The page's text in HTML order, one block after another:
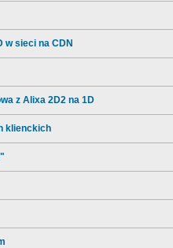
w sieci na CDN
z Alixa 2D2 na 1D
klienckich